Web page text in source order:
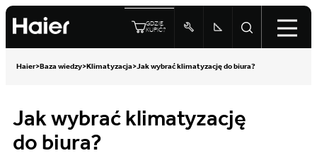
GDZIE
KUPIĆ?
Haier>Baza wiedzy>Klimatyzacja>Jak wybrać klimatyzację do biura?
Jak wybrać klimatyzację
do biura?